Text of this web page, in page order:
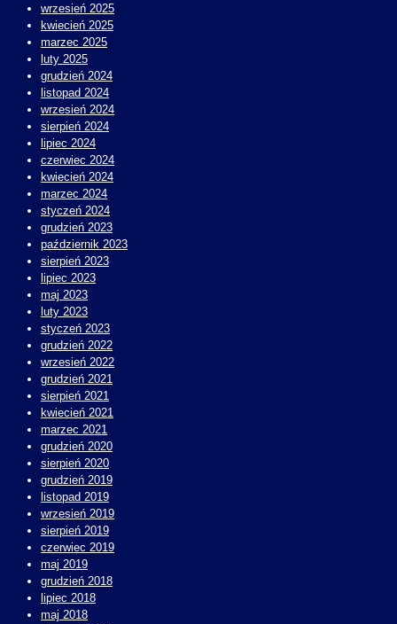
wrzesień 2025
kwiecień 2025
marzec 2025
luty 2025
grudzień 2024
listopad 2024
wrzesień 2024
sierpień 2024
lipiec 2024
czerwiec 2024
kwiecień 2024
marzec 2024
styczeń 2024
grudzień 2023
październik 2023
sierpień 2023
lipiec 2023
maj 2023
luty 2023
styczeń 2023
grudzień 2022
wrzesień 2022
grudzień 2021
sierpień 2021
kwiecień 2021
marzec 2021
grudzień 2020
sierpień 2020
grudzień 2019
listopad 2019
wrzesień 2019
sierpień 2019
czerwiec 2019
maj 2019
grudzień 2018
lipiec 2018
maj 2018